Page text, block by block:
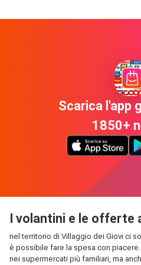
Scarica l'app
1850+
I volantini e le offerte
nel territorio di Villaggio dei Giovi ci
è possibile fare la spesa con
nei supermercati più familiari, ma